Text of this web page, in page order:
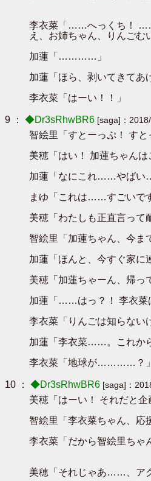
李衣菜「……へっくち！ ……
え、お姉ちゃん、りんごむ
加蓮「…………」
加蓮「ほら、剥いてきてあ
李衣菜「はーい！！」
9 ： ◆Dr3sRhwBR6 [saga]：
智絵里「すとーっぷ！ すと
美穂「はい！ 加蓮ちゃんは
加蓮「なにこれ……やばい
まゆ「これは……すごいで
美穂「わたしも正直言って
智絵里「加蓮ちゃん、今
加蓮「ほんと、今すぐ家に
美穂「加蓮ちゃーん、帰っ
加蓮「……はっ？！ 李衣菜
李衣菜「りんごは知らな
加蓮「李衣菜……。これか
李衣菜「地球が…………？」
10 ： ◆Dr3sRhwBR6 [saga]：
美穂「はーい！ それだと
智絵里「李衣菜ちゃん、
李衣菜「だから智絵里ちゃ
美穂「それじゃあ……、ア